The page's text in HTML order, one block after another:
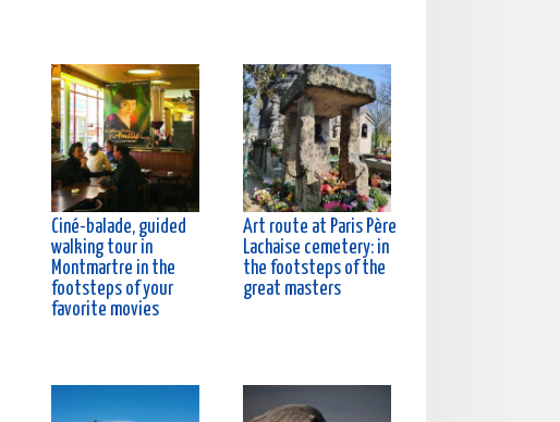
Ciné-balade, guided
walking tour in
Montmartre in the
footsteps of your
favorite movies
Art route at Paris Père
Lachaise cemetery: in
the footsteps of the
great masters